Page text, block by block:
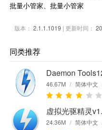
批量小管家、批量小管家
版本： 2.1.1.1019 | 更新时间：
同类推荐
Daemon
46.67M / 简体中文
虚拟光驱精灵
24.36M / 简体中文